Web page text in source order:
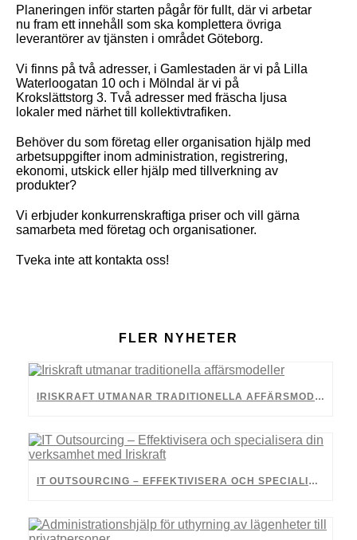
Planeringen inför starten pågår för fullt, där vi arbetar
nu fram ett innehåll som ska komplettera övriga
leverantörer av tjänsten i området Göteborg.
Vi finns på två adresser, i Gamlestaden är vi på Lilla
Waterloogatan 10 och i Mölndal är vi på
Krokslättstorg 3. Två adresser med fräscha ljusa
lokaler med närhet till kollektivtrafiken.
Behöver du som företag eller organisation hjälp med
arbetsuppgifter inom administration, registrering,
ekonomi, utskick eller hjälp med tillverkning av
produkter?
Vi erbjuder konkurrenskraftiga priser och vill gärna
samarbeta med företag och organisationer.
Tveka inte att kontakta oss!
FLER NYHETER
IRISKRAFT UTMANAR TRADITIONELLA AFFÄRSMODELLER
IT OUTSOURCING – EFFEKTIVISERA OCH SPECIALISERA DIN VERKSAMHET MED IRISKRAFT